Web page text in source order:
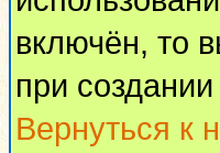
включён, то
при
Вернуться к